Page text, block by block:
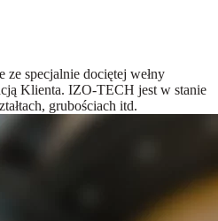
ze specjalnie dociętej wełny
Klienta. IZO-TECH jest w stanie
grubościach itd.